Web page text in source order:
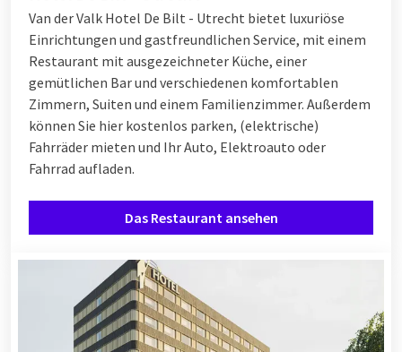
Van der Valk Hotel De Bilt - Utrecht bietet luxuriöse
Einrichtungen und gastfreundlichen Service, mit einem
Restaurant mit ausgezeichneter Küche, einer
gemütlichen Bar und verschiedenen komfortablen
Zimmern, Suiten und einem Familienzimmer. Außerdem
können Sie hier kostenlos parken, (elektrische)
Fahrräder mieten und Ihr Auto, Elektroauto oder
Fahrrad aufladen.
Das Restaurant ansehen